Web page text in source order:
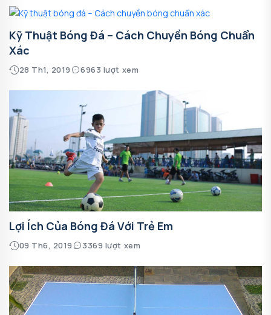
Kỹ Thuật Bóng Đá – Cách Chuyền Bóng Chuẩn
Xác
28 Th1, 2019 6963 lượt xem
Lợi Ích Của Bóng Đá Với Trẻ Em
09 Th6, 2019 3369 lượt xem